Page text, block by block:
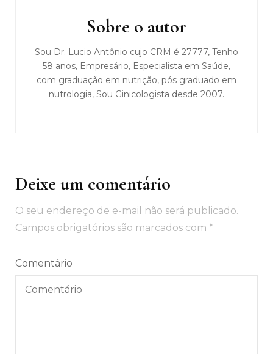
Sobre o autor
Sou Dr. Lucio Antônio cujo CRM é 27777, Tenho
58 anos, Empresário, Especialista em Saúde,
com graduação em nutrição, pós graduado em
nutrologia, Sou Ginicologista desde 2007.
Deixe um comentário
O seu endereço de e-mail não será publicado.
Campos obrigatórios são marcados com *
Comentário